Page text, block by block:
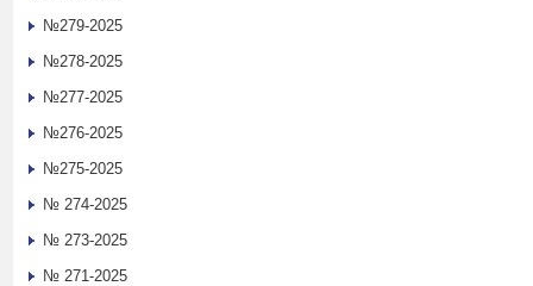
№279-2025
№278-2025
№277-2025
№276-2025
№275-2025
№ 274-2025
№ 273-2025
№ 271-2025